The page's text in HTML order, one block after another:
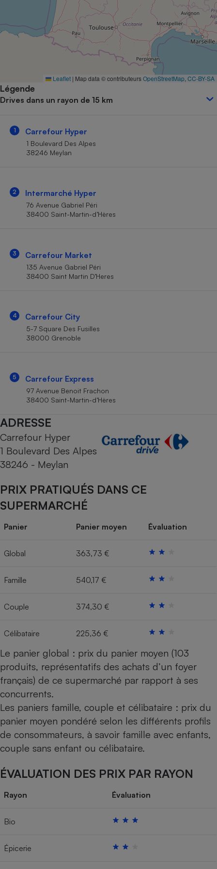
Leaflet | Map data © contributeursOpenStreetMap CC-BY-SA
Légende
Drives dans un rayon de 15 km
1 Carrefour Hyper
1 Boulevard Des Alpes
38246 Meylan
2 Intermarché Hyper
76 Avenue Gabriel Péri
38400 Saint-Martin-d’Hères
3 Carrefour Market
135 Avenue Gabriel Péri
38400 Saint Martin D’Heres
4 Carrefour City
5-7 Square Des Fusilles
38000 Grenoble
5 Carrefour Express
97 Avenue Benoit Frachon
38400 Saint-Martin-d’Hères
ADRESSE
Carrefour Hyper
1 Boulevard Des Alpes
38246 - Meylan
PRIX PRATIQUÉS DANS CE
SUPERMARCHÉ
Panier Panier moyen Évaluation
Global 363,73 €
Famille 540,17 €
Couple 374,30 €
Célibataire 225,36 €
Le panier global : prix du panier moyen (103
produits, représentatifs des achats d’un foyer
français) de ce supermarché par rapport à ses
concurrents.
Les paniers famille, couple et célibataire : prix du
panier moyen pondéré selon les différents profils
de consommateurs, à savoir famille avec enfants,
couple sans enfant ou célibataire.
ÉVALUATION DES PRIX PAR RAYON
Rayon Évaluation
Bio
Épicerie
Complément
alimentaire
Assurance emprunteur
Petit électroménager -
Cafetière à expressos
Robot ménager
Mutuelle